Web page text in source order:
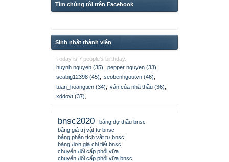
Tìm chúng tôi trên Facebook
Sinh nhật thành viên
Today is 7 people's birthday.
huynh nguyen (35)
pepper nguyen (33)
seabig12398 (45)
seobenhgoutvn (46)
tuan_hoangtien (34)
ván của nhà thầu (36)
xddovt (37)
bnsc2020
bảng dự thầu bnsc
bảng giá trị vật tư bnsc
bảng phân tích vật tư bnsc
bảng đơn giá chi tiết bnsc
chuyển đổi cấp phối vữa
chuyển đổi cấp phối vữa bnsc